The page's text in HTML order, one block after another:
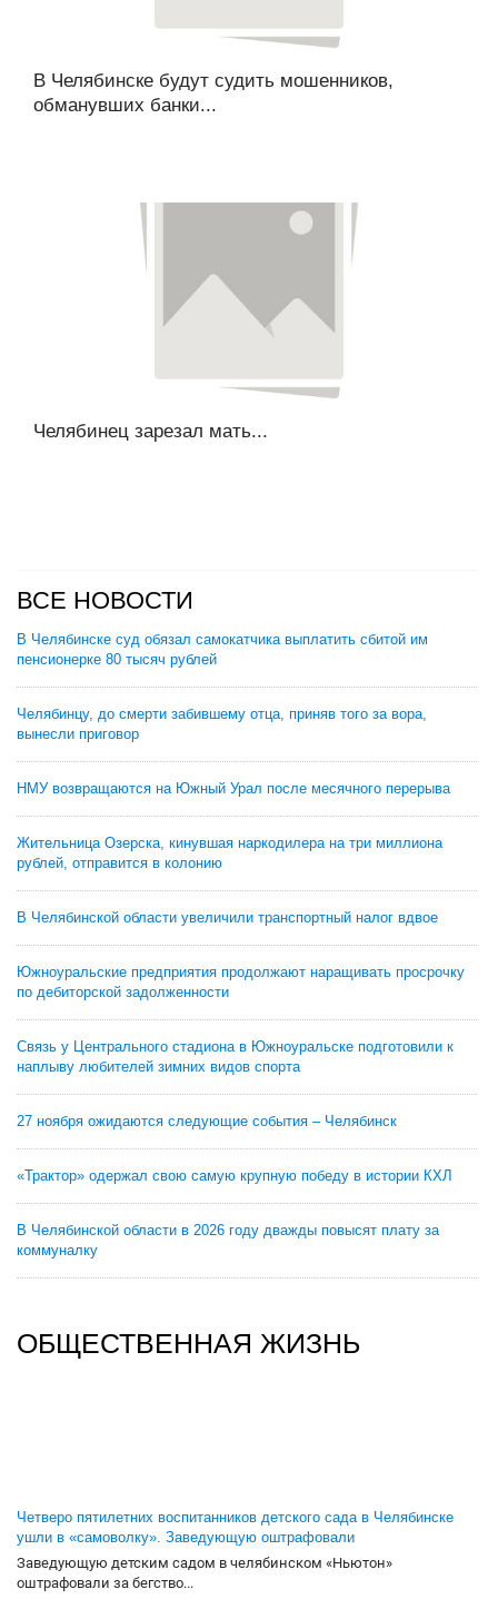
В Челябинске будут судить мошенников,
обманувших банки...
Челябинец зарезал мать...
ВСЕ НОВОСТИ
В Челябинске суд обязал самокатчика выплатить сбитой им
пенсионерке 80 тысяч рублей
Челябинцу, до смерти забившему отца, приняв того за вора,
вынесли приговор
НМУ возвращаются на Южный Урал после месячного перерыва
Жительница Озерска, кинувшая наркодилера на три миллиона
рублей, отправится в колонию
В Челябинской области увеличили транспортный налог вдвое
Южноуральские предприятия продолжают наращивать просрочку
по дебиторской задолженности
Связь у Центрального стадиона в Южноуральске подготовили к
наплыву любителей зимних видов спорта
27 ноября ожидаются следующие события – Челябинск
«Трактор» одержал свою самую крупную победу в истории КХЛ
В Челябинской области в 2026 году дважды повысят плату за
коммуналку
ОБЩЕСТВЕННАЯ ЖИЗНЬ
Четверо пятилетних воспитанников детского сада в Челябинске
ушли в «самоволку». Заведующую оштрафовали
Заведующую детским садом в челябинском «Ньютон»
оштрафовали за бегство...